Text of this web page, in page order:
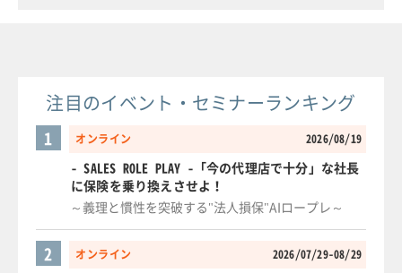
注目のイベント・セミナーランキング
オンライン 2026/08/19
1
- SALES ROLE PLAY -「今の代理店で十分」な社長
に保険を乗り換えさせよ！
～義理と慣性を突破する"法人損保"AIロープレ～
オンライン 2026/07/29-08/29
2